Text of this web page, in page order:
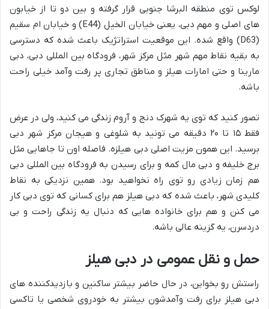
لوکس توی منطقه البرشا جنوبی قرار گرفته و بین دو تا از خیابون
های اصلی و مهم دبی، یعنی خیابان الخیل (E44) و خیابان ام سقیم
(D63) واقع شده. این موقعیت استراتژیک باعث شده که دسترسی
به بقیه نقاط مهم شهر مثل مرکز شهر، فرودگاه بین المللی دبی، دبی
مارینا و حتی امارات هیلز و مناطق تجاری پر رفت وآمد خیلی راحت
باشه.
تصور کنید که توی یه شهرک دنج و آروم زندگی می کنید، ولی در عرض
فقط ۱۵ تا ۲۰ دقیقه می تونید به شلوغی و هیجان مرکز شهر دبی
برسید. این همون مزیت اصلی دبی هیلزه. فاصله اون تا جاهایی مثل
برج خلیفه و دبی مال کمه و برای رسیدن به فرودگاه بین المللی دبی
هم زمان زیادی رو توی راه نخواهید بود. همین نزدیکی به نقاط
کلیدی شهر، باعث شده که دبی هیلز هم برای کسانی که توی دبی کار
می کنن و هم برای خانواده هایی که دنبال یه زندگی راحت و بی
دردسرن، یه گزینه عالی باشه.
حمل و نقل عمومی در دبی هیلز
راستش رو بخواین، در حال حاضر بیشتر ساکنین و بازدیدکننده های
دبی هیلز برای رفت وآمدشون بیشتر به خودروی شخصی یا تاکسی